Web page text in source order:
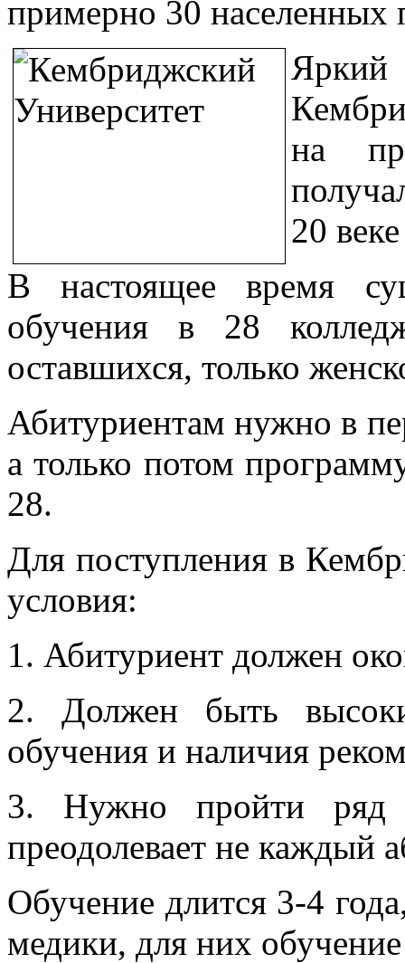
примерно 30 населенных
на
20
В настоящее время
обучения в 28
оставшихся, только
Абитуриентам нужно в
а только потом
28.
Для поступления в
условия:
1. Абитуриент должен
2. Должен быть
обучения и наличия
3. Нужно пройти ряд
преодолевает не каждый
Обучение длится 3-4
медики, для них